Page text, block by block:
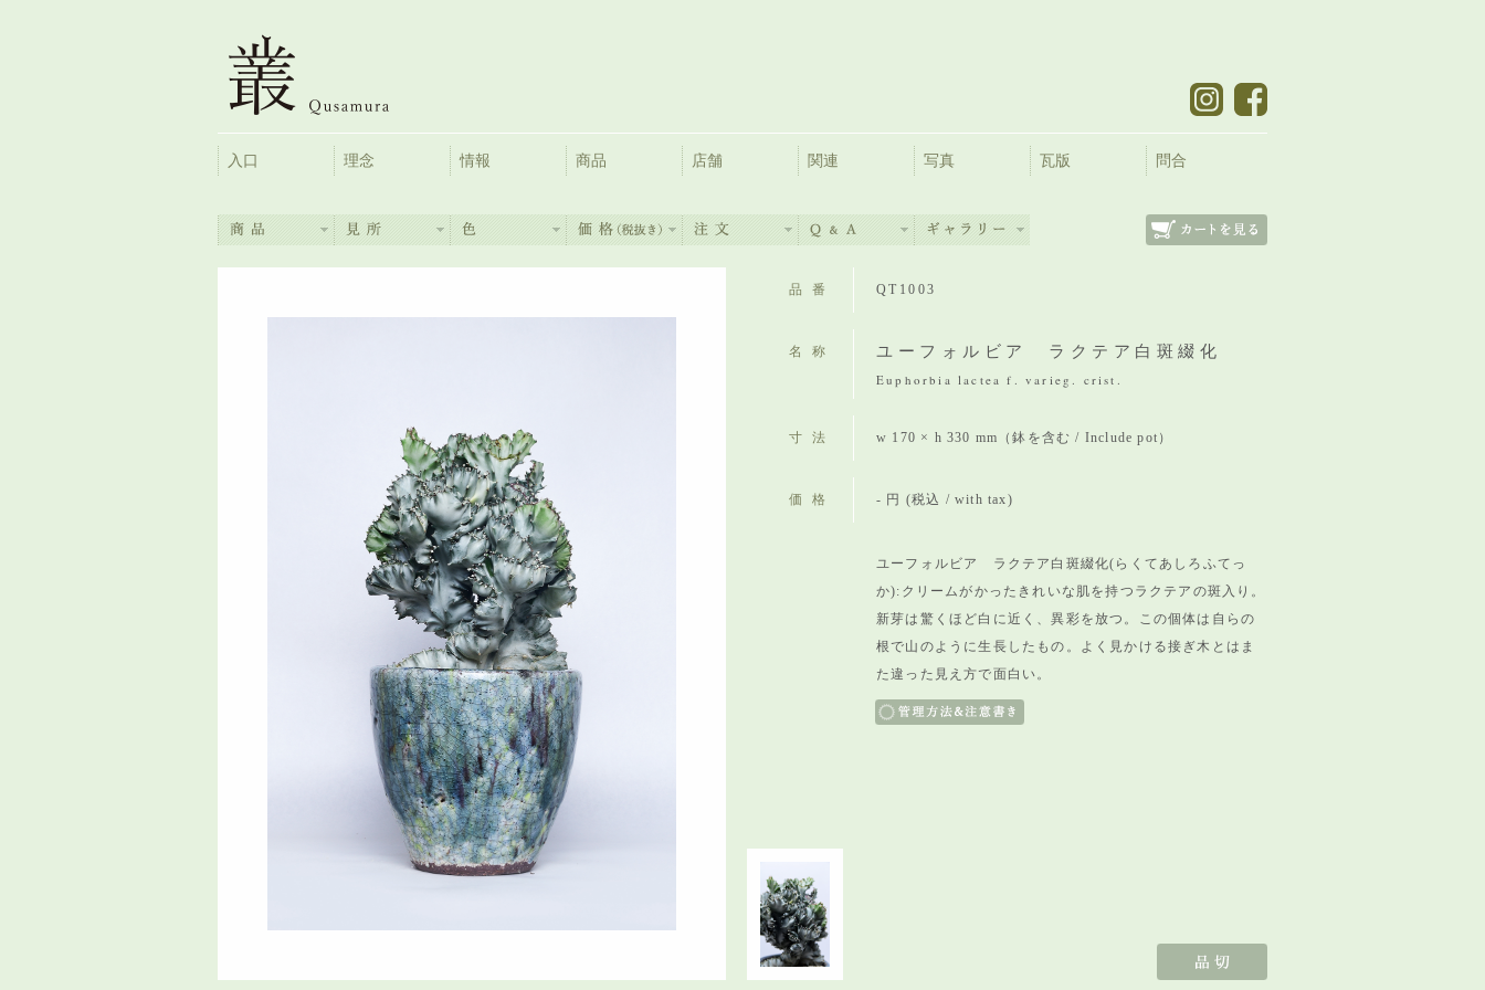
入口 理念 情報 商品 店舗 関連 写真 瓦版 問合
品番 QT1003
名称 ユーフォルビア ラクテア白斑綴化
Euphorbia lactea f. varieg. crist.
寸法 w 170 × h 330 mm（鉢を含む / Include pot）
価格 - 円 (税込 / with tax)
ユーフォルビア ラクテア白斑綴化(らくてあしろふてっ
か):クリームがかったきれいな肌を持つラクテアの斑入り。
新芽は驚くほど白に近く、異彩を放つ。この個体は自らの
根で山のように生長したもの。よく見かける接ぎ木とはま
た違った見え方で面白い。